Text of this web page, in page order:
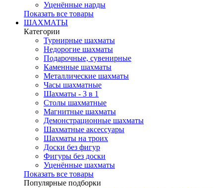
Уценённые нарды
Показать все товары
ШАХМАТЫ
Категории
Турнирные шахматы
Недорогие шахматы
Подарочные, сувенирные
Каменные шахматы
Металлические шахматы
Часы шахматные
Шахматы - 3 в 1
Столы шахматные
Магнитные шахматы
Демонстрационные шахматы
Шахматные аксессуары
Шахматы на троих
Доски без фигур
Фигуры без доски
Уценённые шахматы
Показать все товары
Популярные подборки